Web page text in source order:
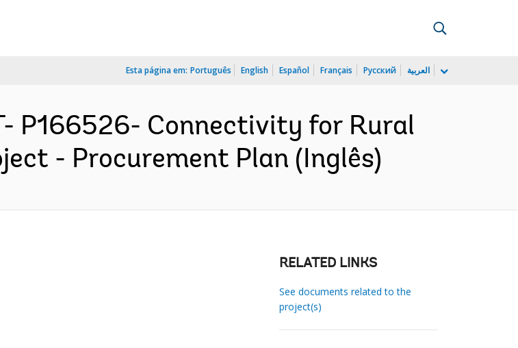
Esta página em: Português English Español Français Русский العربية
P166526- Connectivity for Rural
- Procurement Plan (Inglês)
RELATED LINKS
See documents related to the
project(s)